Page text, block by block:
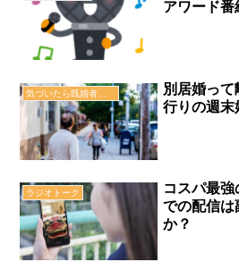
アワード番
別居婚っ
行りの週末
ラジオトーク
コスパ最強
での配信は
か？